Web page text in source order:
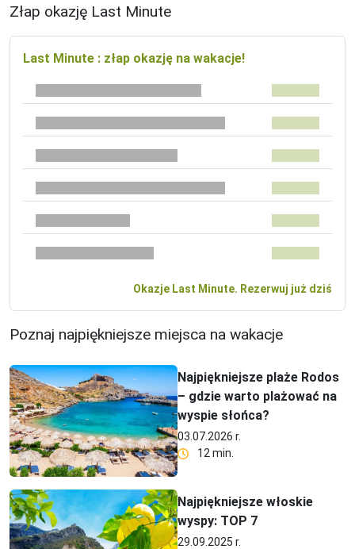
Złap okazję Last Minute
Last Minute : złap okazję na wakacje!
Okazje Last Minute. Rezerwuj już dziś
Poznaj najpiękniejsze miejsca na wakacje
Najpiękniejsze plaże Rodos
– gdzie warto plażować na
wyspie słońca?
03.07.2026 r.
12 min.
Najpiękniejsze włoskie
wyspy: TOP 7
29.09.2025 r.